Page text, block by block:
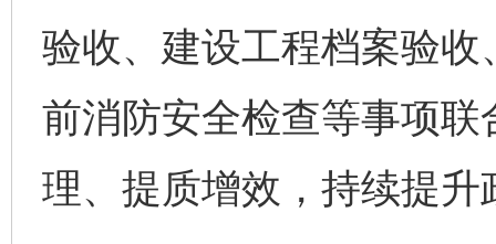
验收、建设工程档案验
前消防安全检查等事项
理、提质增效，持续提